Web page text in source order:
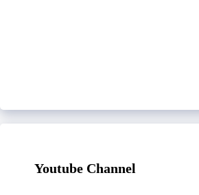
Youtube Channel